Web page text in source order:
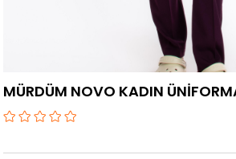
MÜRDÜM NOVO KADIN